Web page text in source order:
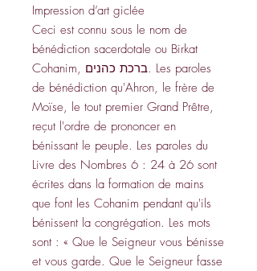
Impression d’art giclée
Ceci est connu sous le nom de
bénédiction sacerdotale ou Birkat
Cohanim, ברכת כהנים. Les paroles
de bénédiction qu'Ahron, le frère de
Moïse, le tout premier Grand Prêtre,
reçut l'ordre de prononcer en
bénissant le peuple. Les paroles du
Livre des Nombres 6 : 24 à 26 sont
écrites dans la formation de mains
que font les Cohanim pendant qu'ils
bénissent la congrégation. Les mots
sont : « Que le Seigneur vous bénisse
et vous garde. Que le Seigneur fasse